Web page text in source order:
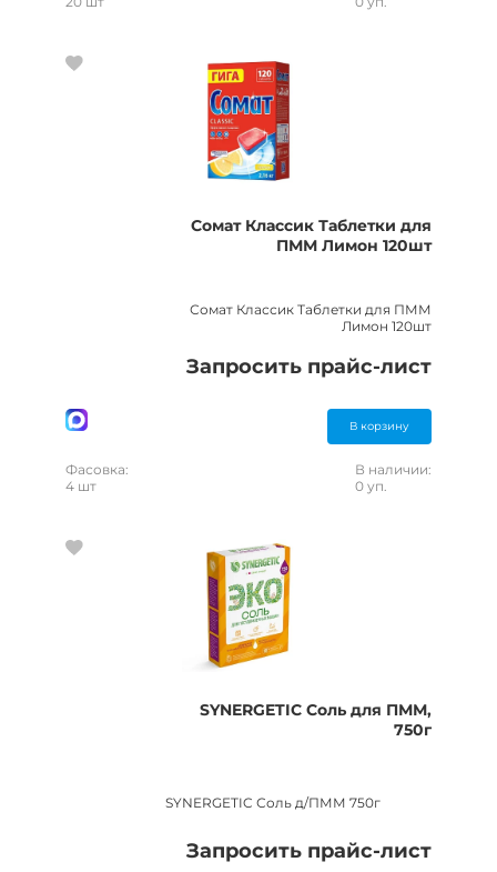
Сомат Классик Таблетки для
ПММ Лимон 120шт
Сомат Классик Таблетки для ПММ
Лимон 120шт
Запросить прайс-лист
В корзину
Фасовка:
4 шт
В наличии:
0 уп.
SYNERGETIC Соль для ПММ,
750г
SYNERGETIC Соль д/ПММ 750г
Запросить прайс-лист